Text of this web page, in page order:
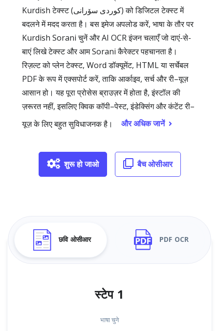
Kurdish टेक्स्ट (کوردی سۆرانی) को डिजिटल टेक्स्ट में
बदलने में मदद करता है। बस इमेज अपलोड करें, भाषा के तौर पर
Kurdish Sorani चुनें और AI OCR इंजन चलाएँ जो दाएं-से-
बाएं लिखे टेक्स्ट और आम Sorani कैरेक्टर पहचानता है।
रिज़ल्ट को प्लेन टेक्स्ट, Word डॉक्यूमेंट, HTML या सर्चेबल
PDF के रूप में एक्सपोर्ट करें, ताकि आर्काइव, सर्च और री–यूज़
आसान हो। यह पूरा प्रोसेस ब्राउज़र में होता है, इंस्टॉल की
ज़रूरत नहीं, इसलिए क्विक कॉपी–पेस्ट, इंडेक्सिंग और कंटेंट री–
यूज़ के लिए बहुत सुविधाजनक है।
और अधिक जानें
शुरू हो जाओ बैच ओसीआर
छवि ओसीआर PDF OCR
स्टेप 1
भाषा चुने